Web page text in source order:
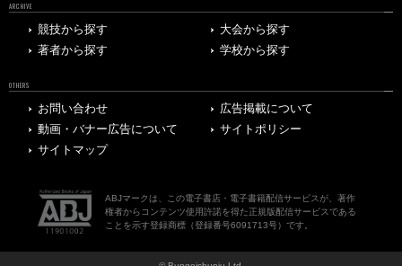
ARCHIVE
競技から探す
大会から探す
著者から探す
学校から探す
OTHERS
お問い合わせ
広告掲載について
動画・バナー広告について
サイトポリシー
サイトマップ
ABJマークは、この電子書店・電子書籍配信サービスが、著作
権者からコンテンツ使用許諾を得た正規版配信サービスである
ことを示す登録商標（登録番号6091713号）です。